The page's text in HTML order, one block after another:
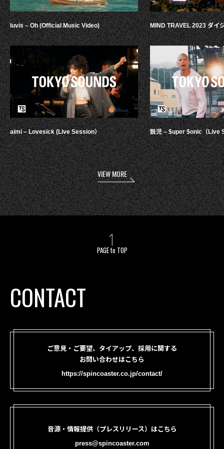
luvis – Oh (Official Music Video)
aimi – Lovesick (Live Session）
MIND TRAVEL 2023 ダイ
鋭児 – $uper $onic（Live
VIEW MORE
PAGE to TOP
CONTACT
ご意見・ご要望、タイアップ、採用に関する
お問い合わせはこちら
https://spincoaster.co.jp/contact/
音源・情報提供（プレスリリース）はこちら
press@spincoaster.com